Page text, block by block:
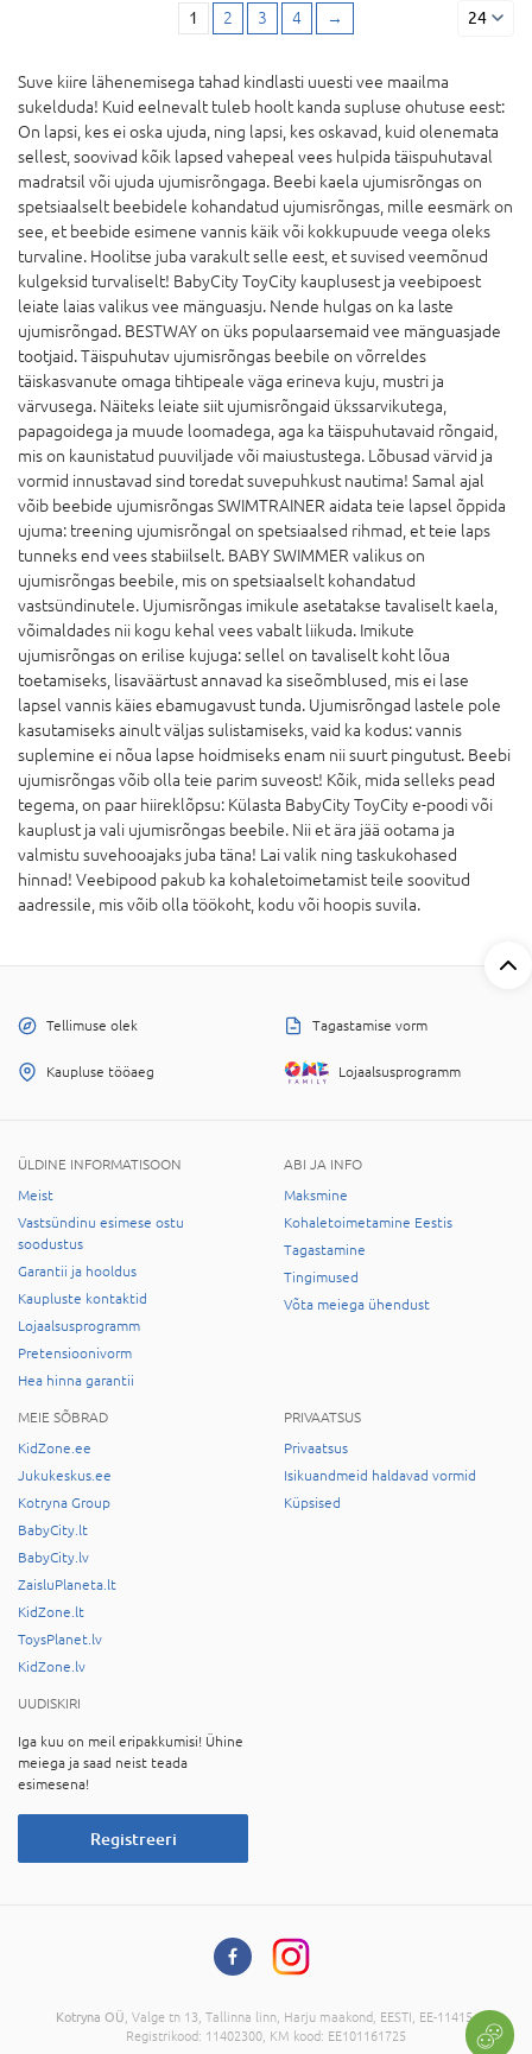
1 2 3 4 → 24
Suve kiire lähenemisega tahad kindlasti uuesti vee maailma
sukelduda! Kuid eelnevalt tuleb hoolt kanda supluse ohutuse eest:
On lapsi, kes ei oska ujuda, ning lapsi, kes oskavad, kuid olenemata
sellest, soovivad kõik lapsed vahepeal vees hulpida täispuhutaval
madratsil või ujuda ujumisrõngaga. Beebi kaela ujumisrõngas on
spetsiaalselt beebidele kohandatud ujumisrõngas, mille eesmärk on
see, et beebide esimene vannis käik või kokkupuude veega oleks
turvaline. Hoolitse juba varakult selle eest, et suvised veemõnud
kulgeksid turvaliselt! BabyCity ToyCity kauplusest ja veebipoest
leiate laias valikus vee mänguasju. Nende hulgas on ka laste
ujumisrõngad. BESTWAY on üks populaarsemaid vee mänguasjade
tootjaid. Täispuhutav ujumisrõngas beebile on võrreldes
täiskasvanute omaga tihtipeale väga erineva kuju, mustri ja
värvusega. Näiteks leiate siit ujumisrõngaid ükssarvikutega,
papagoidega ja muude loomadega, aga ka täispuhutavaid rõngaid,
mis on kaunistatud puuviljade või maiustustega. Lõbusad värvid ja
vormid innustavad sind toredat suvepuhkust nautima! Samal ajal
võib beebide ujumisrõngas SWIMTRAINER aidata teie lapsel õppida
ujuma: treening ujumisrõngal on spetsiaalsed rihmad, et teie laps
tunneks end vees stabiilselt. BABY SWIMMER valikus on
ujumisrõngas beebile, mis on spetsiaalselt kohandatud
vastsündinutele. Ujumisrõngas imikule asetatakse tavaliselt kaela,
võimaldades nii kogu kehal vees vabalt liikuda. Imikute
ujumisrõngas on erilise kujuga: sellel on tavaliselt koht lõua
toetamiseks, lisaväärtust annavad ka siseõmblused, mis ei lase
lapsel vannis käies ebamugavust tunda. Ujumisrõngad lastele pole
kasutamiseks ainult väljas sulistamiseks, vaid ka kodus: vannis
suplemine ei nõua lapse hoidmiseks enam nii suurt pingutust. Beebi
ujumisrõngas võib olla teie parim suveost! Kõik, mida selleks pead
tegema, on paar hiireklõpsu: Külasta BabyCity ToyCity e-poodi või
kauplust ja vali ujumisrõngas beebile. Nii et ära jää ootama ja
valmistu suvehooajaks juba täna! Lai valik ning taskukohased
hinnad! Veebipood pakub ka kohaletoimetamist teile soovitud
aadressile, mis võib olla töökoht, kodu või hoopis suvila.
Tellimuse olek Tagastamise vorm
Kaupluse tööaeg Lojaalsusprogramm
ÜLDINE INFORMATISOON
Meist
Vastsündinu esimese ostu
soodustus
Garantii ja hooldus
Kaupluste kontaktid
Lojaalsusprogramm
Pretensioonivorm
Hea hinna garantii
ABI JA INFO
Maksmine
Kohaletoimetamine Eestis
Tagastamine
Tingimused
Võta meiega ühendust
MEIE SÕBRAD
KidZone.ee
Jukukeskus.ee
Kotryna Group
BabyCity.lt
BabyCity.lv
ZaisluPlaneta.lt
KidZone.lt
ToysPlanet.lv
KidZone.lv
PRIVAATSUS
Privaatsus
Isikuandmeid haldavad vormid
Küpsised
UUDISKIRI
Iga kuu on meil eripakkumisi! Ühine
meiega ja saad neist teada
esimesena!
Registreeri
Kotryna OÜ , Valge tn 13, Tallinna linn, Harju maakond, EESTI, EE-11415,
Registrikood: 11402300, KM kood: EE101161725